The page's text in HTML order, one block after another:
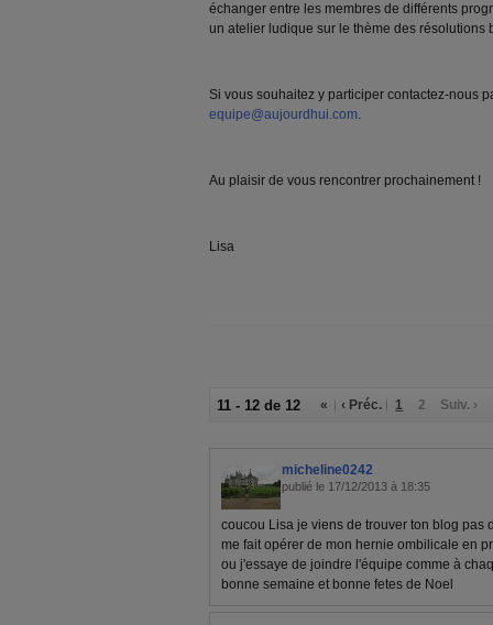
échanger entre les membres de différents
un atelier ludique sur le thème des résolutions
Si vous souhaitez y participer contactez-nous
equipe@aujourdhui.com.
Au plaisir de vous rencontrer prochainement !
Lisa
11 - 12 de 12 « ‹ Préc. 1 2 Suiv. ›
micheline0242
publié le 17/12/2013 à 18:35
coucou Lisa je viens de trouver ton blog pas
me fait opérer de mon hernie ombilicale en
ou j'essaye de joindre l'équipe comme à
bonne semaine et bonne fetes de Noel